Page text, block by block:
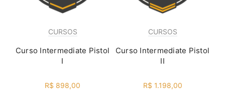
CURSOS
Curso Intermediate Pistol
I
R$ 898,00
CURSOS
Curso Intermediate Pistol
II
R$ 1.198,00